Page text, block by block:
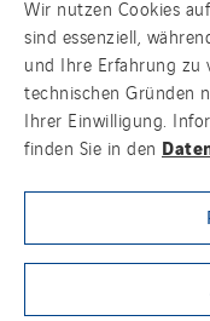
Wir nutzen Cookies
sind essenziell,
und Ihre Erfahrung zu
technischen Gründen
Ihrer Einwilligung.
finden Sie in den